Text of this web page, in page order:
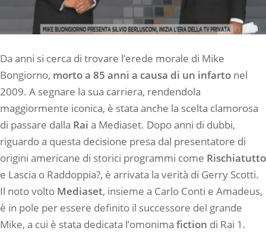
Da anni si cerca di trovare l’erede morale di Mike
Bongiorno, morto a 85 anni a causa di un infarto nel
2009. A segnare la sua carriera, rendendola
maggiormente iconica, è stata anche la scelta clamorosa
di passare dalla Rai a Mediaset. Dopo anni di dubbi,
riguardo a questa decisione presa dal presentatore di
origini americane di storici programmi come Rischiatutto
e Lascia o Raddoppia?, è arrivata la verità di Gerry Scotti.
Il noto volto Mediaset, insieme a Carlo Conti e Amadeus,
è in pole per essere definito il successore del grande
Mike, a cui è stata dedicata l’omonima fiction di Rai 1.